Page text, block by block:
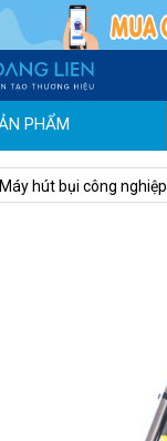
PHẨM
Máy hút bụi công nghiệp